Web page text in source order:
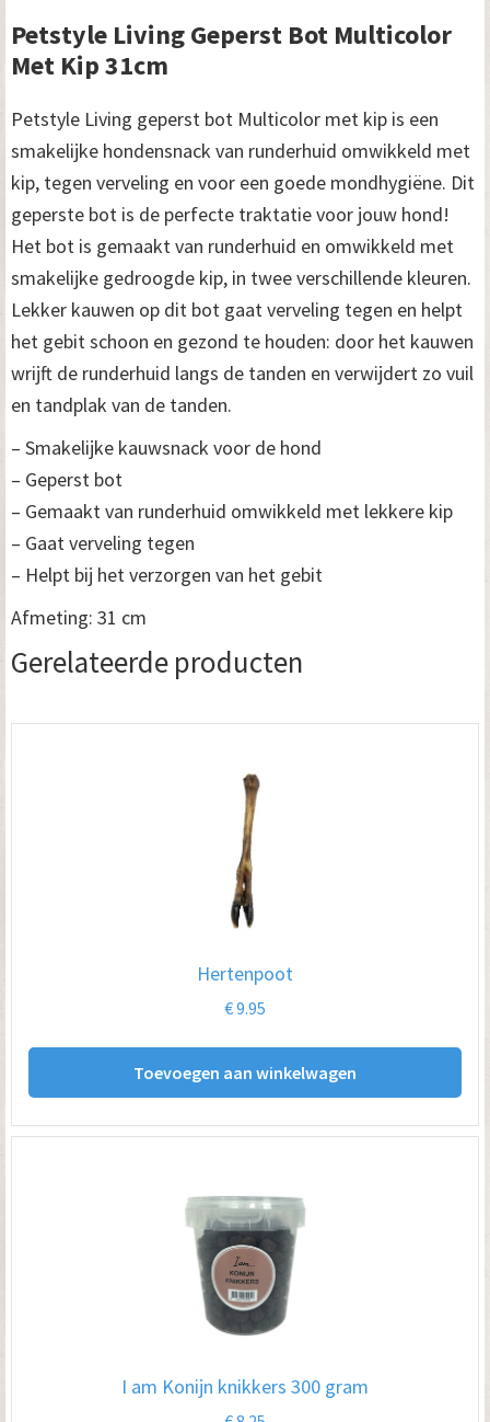
Petstyle Living Geperst Bot Multicolor
Met Kip 31cm
Petstyle Living geperst bot Multicolor met kip is een
smakelijke hondensnack van runderhuid omwikkeld met
kip, tegen verveling en voor een goede mondhygiëne. Dit
geperste bot is de perfecte traktatie voor jouw hond!
Het bot is gemaakt van runderhuid en omwikkeld met
smakelijke gedroogde kip, in twee verschillende kleuren.
Lekker kauwen op dit bot gaat verveling tegen en helpt
het gebit schoon en gezond te houden: door het kauwen
wrijft de runderhuid langs de tanden en verwijdert zo vuil
en tandplak van de tanden.
– Smakelijke kauwsnack voor de hond
– Geperst bot
– Gemaakt van runderhuid omwikkeld met lekkere kip
– Gaat verveling tegen
– Helpt bij het verzorgen van het gebit
Afmeting: 31 cm
Gerelateerde producten
Hertenpoot
€9.95
Toevoegen aan winkelwagen
I am Konijn knikkers 300 gram